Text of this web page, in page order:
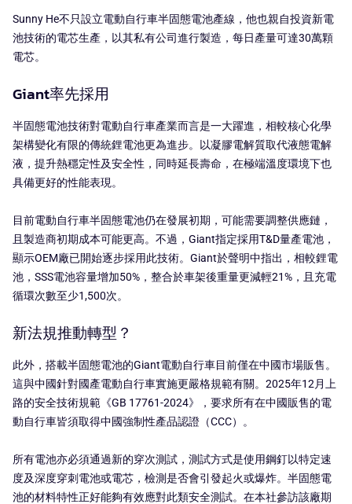
Sunny He不只設立電動自行車半固態電池產線，他也親自投資新電
池技術的電芯生產，以其私有公司進行製造，每日產量可達30萬顆
電芯。
Giant率先採用
半固態電池技術對電動自行車產業而言是一大躍進，相較核心化學
架構變化有限的傳統鋰電池更為進步。以凝膠電解質取代液態電解
液，提升熱穩定性及安全性，同時延長壽命，在極端溫度環境下也
具備更好的性能表現。
目前電動自行車半固態電池仍在發展初期，可能需要調整供應鏈，
且製造商初期成本可能更高。不過，Giant指定採用T&D量產電池，
顯示OEM廠已開始逐步採用此技術。Giant於聲明中指出，相較鋰電
池，SSS電池容量增加50%，整合於車架後重量更減輕21%，且充電
循環次數至少1,500次。
新法規推動轉型？
此外，搭載半固態電池的Giant電動自行車目前僅在中國市場販售。
這與中國針對國產電動自行車實施更嚴格規範有關。2025年12月上
路的安全技術規範《GB 17761-2024》，要求所有在中國販售的電
動自行車皆須取得中國強制性產品認證（CCC）。
所有電池亦必須通過新的穿次測試，測試方式是使用鋼釘以特定速
度及深度穿刺電池或電芯，檢測是否會引發起火或爆炸。半固態電
池的材料特性正好能夠有效應對此類安全測試。在本社參訪該廠期